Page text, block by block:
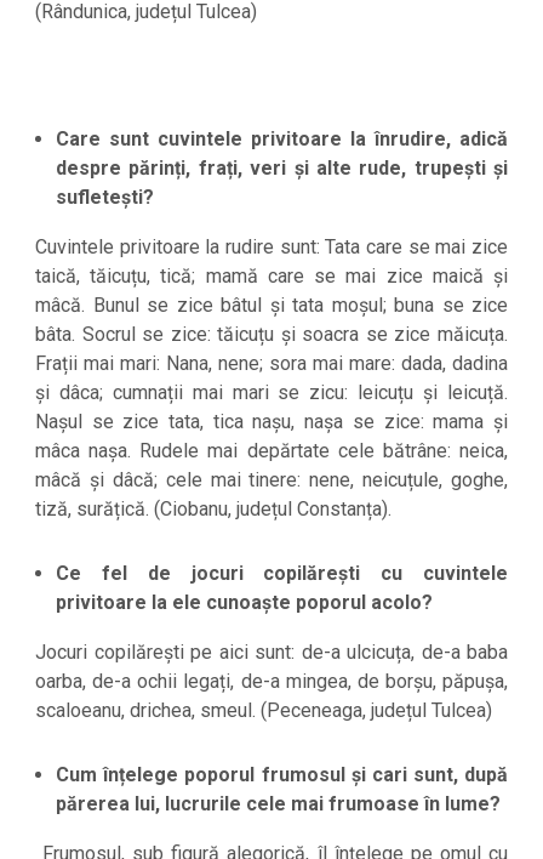
(Rândunica, județul Tulcea)
Care sunt cuvintele privitoare la înrudire, adică
despre părinți, frați, veri și alte rude, trupești și
sufletești?
Cuvintele privitoare la rudire sunt: Tata care se mai zice
taică, tăicuțu, tică; mamă care se mai zice maică și
mâcă. Bunul se zice bâtul și tata moșul; buna se zice
bâta. Socrul se zice: tăicuțu și soacra se zice măicuța.
Frații mai mari: Nana, nene; sora mai mare: dada, dadina
și dâca; cumnații mai mari se zicu: leicuțu și leicuță.
Nașul se zice tata, tica nașu, nașa se zice: mama și
mâca nașa. Rudele mai depărtate cele bătrâne: neica,
mâcă și dâcă; cele mai tinere: nene, neicuțule, goghe,
tiză, surățică. (Ciobanu, județul Constanța).
Ce fel de jocuri copilărești cu cuvintele
privitoare la ele cunoaște poporul acolo?
Jocuri copilărești pe aici sunt: de-a ulcicuța, de-a baba
oarba, de-a ochii legați, de-a mingea, de borșu, păpușa,
scaloeanu, drichea, smeul. (Peceneaga, județul Tulcea)
Cum înțelege poporul frumosul și cari sunt, după
părerea lui, lucrurile cele mai frumoase în lume?
Frumosul, sub figură alegorică, îl înțelege pe omul cu